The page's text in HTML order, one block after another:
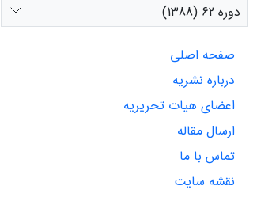
دوره 62 (1388)
صفحه اصلی
درباره نشریه
اعضای هیات تحریریه
ارسال مقاله
تماس با ما
نقشه سایت